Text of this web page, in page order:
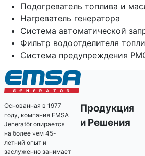
Подогреватель топлива и
Нагреватель генератора
Система автоматической
Фильтр водоотделителя
Система предупреждения
Основанная в 1977
году, компания EMSA
Jeneratör опирается
на более чем 45-
летний опыт и
заслуженно занимает
Продукция
и Решения